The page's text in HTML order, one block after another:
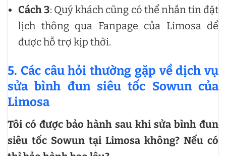
Cách 3: Quý khách cũng có thể nhắn tin đặt
lịch thông qua Fanpage của Limosa để
được hỗ trợ kịp thời.
5. Các câu hỏi thường gặp về dịch vụ
sửa bình đun siêu tốc Sowun của
Limosa
Tôi có được bảo hành sau khi sửa bình đun
siêu tốc Sowun tại Limosa không? Nếu có